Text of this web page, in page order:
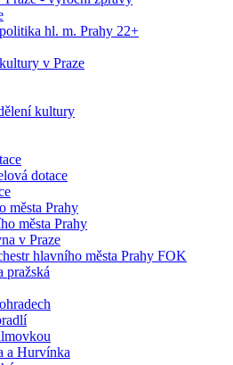
hl. m. Prahy 22+
v Praze
kultury
dotace
města Prahy
města Prahy
v Praze
hlavního města Prahy FOK
pražská
a Hurvínka